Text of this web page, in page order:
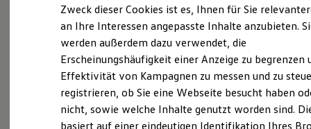
Laden
Laden unterwegs
Laden Zuhause
Ladezeitensimulator
Batterie
Sicherheit
Garantie und Lebensdauer
Nachhaltigkeit
Technologie
Fahrzeugangebot anfordern
Servicetermin buchen
Zweck dieser Cookies ist es, Ihnen für Sie
an Ihre Interessen angepasste Inhalte anzubieten.
werden außerdem dazu verwendet, die
Erscheinungshäufigkeit einer Anzeige zu begrenzen
Effektivität von Kampagnen zu messen und zu
registrieren, ob Sie eine Webseite besucht haben
nicht, sowie welche Inhalte genutzt worden sind.
basiert auf einer eindeutigen Identifikation Ihres